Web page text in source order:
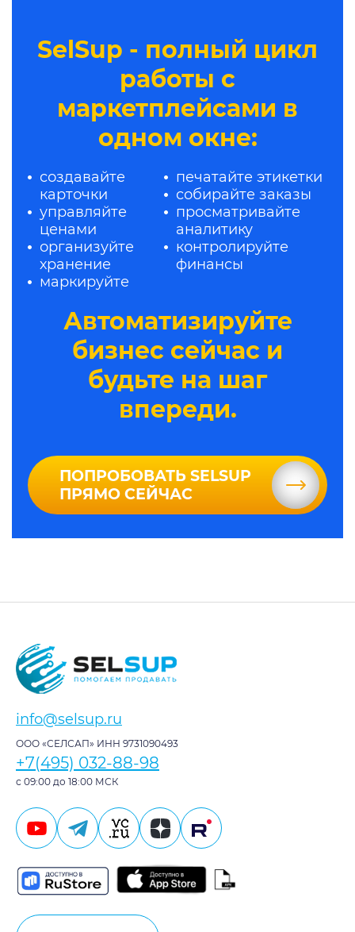
SelSup - полный цикл
работы с
маркетплейсами в
одном окне:
создавайте
карточки
управляйте
ценами
организуйте
хранение
маркируйте
печатайте этикетки
собирайте заказы
просматривайте
аналитику
контролируйте
финансы
Автоматизируйте
бизнес сейчас и
будьте на шаг
впереди.
ПОПРОБОВАТЬ SELSUP
ПРЯМО СЕЙЧАС
info@selsup.ru
ООО «СЕЛСАП» ИНН 9731090493
+7(495) 032-88-98
с 09:00 до 18:00 МСК